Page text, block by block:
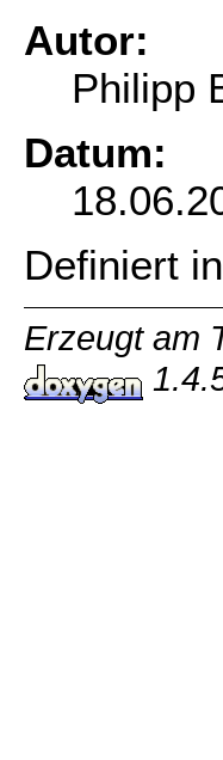
Autor:
Philipp
Datum:
Definiert
Erzeugt am